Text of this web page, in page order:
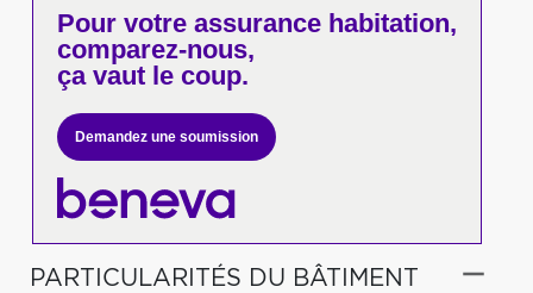
Pour votreassurance habitation,
comparez-nous,
ça vaut le coup.
Demandez une soumission
PARTICULARITÉS DU BÂTIMENT